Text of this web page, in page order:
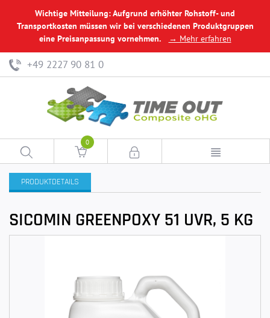
Wichtige Mitteilung: Aufgrund erhöhter Rohstoff- und
Transportkosten müssen wir bei verschiedenen Produktgruppen
eine Preisanpassung vornehmen.
→ Mehr erfahren
+49 2227 90 81 0
0
PRODUKTDETAILS
SICOMIN GREENPOXY 51 UVR, 5 KG